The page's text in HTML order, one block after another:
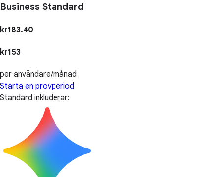
Business Standard
kr183.40
kr153
per användare/månad
Starta en provperiod
Standard inkluderar: